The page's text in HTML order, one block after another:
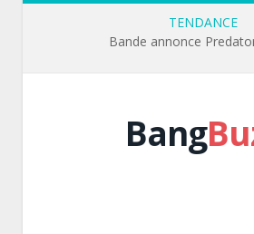
TENDANCE
Bande annonce
Bang